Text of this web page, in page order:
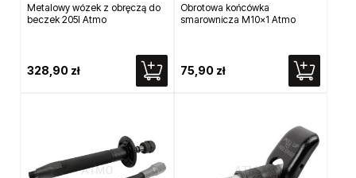
Metalowy wózek z obręczą do
beczek 205l Atmo
328,90 zł
Obrotowa końcówka
smarownicza M10x1 Atmo
75,90 zł